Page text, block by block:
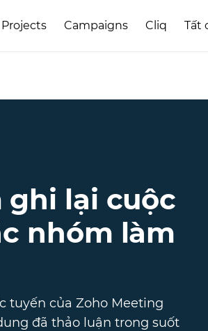
Projects Campaigns Cliq Tất
ghi lại cuộc
nhóm làm
tuyến của Zoho Meeting
đã thảo luận trong suốt